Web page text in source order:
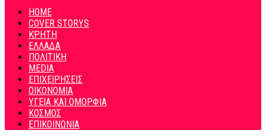
HOME
COVER STORYS
ΚΡΗΤΗ
ΕΛΛΑΔΑ
ΠΟΛΙΤΙΚΗ
MEDIA
ΕΠΙΧΕΙΡΗΣΕΙΣ
ΟΙΚΟΝΟΜΙΑ
ΥΓΕΙΑ ΚΑΙ ΟΜΟΡΦΙΑ
ΚΟΣΜΟΣ
ΕΠΙΚΟΙΝΩΝΙΑ